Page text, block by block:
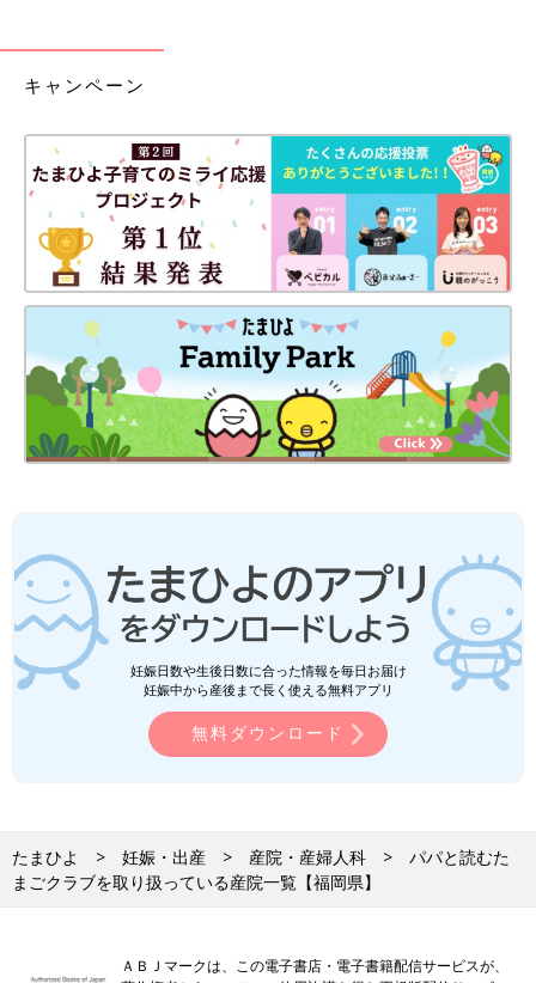
キャンペーン
妊娠日数や生後日数に合った情報を毎日お届け
妊娠中から産後まで長く使える無料アプリ
無料ダウンロード
たまひよ 妊娠・出産 産院・産婦人科
パパと読むた
まごクラブを取り扱っている産院一覧【福岡県】
ＡＢＪマークは、この電子書店・電子書籍配信サービスが、